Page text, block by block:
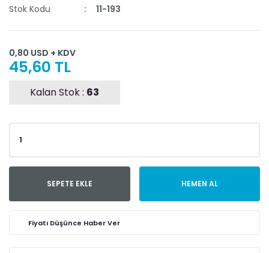
Stok Kodu
11-193
0,80 USD + KDV
45,60 TL
Kalan Stok : 63
SEPETE EKLE HEMEN AL
Fiyatı Düşünce Haber Ver